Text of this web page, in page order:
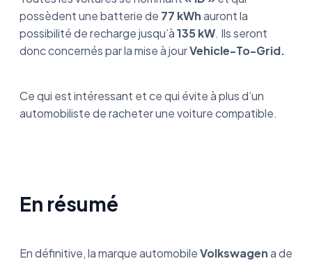
possèdent une batterie de 77 kWhauront la
possibilité de recharge jusqu’à135 kW. Ils seront
donc concernés par la mise à jourVehicle-To-Grid.
Ce qui est intéressant et ce qui évite à plus d’un
automobiliste de racheter une voiture compatible.
En résumé
En définitive, la marque automobileVolkswagena de